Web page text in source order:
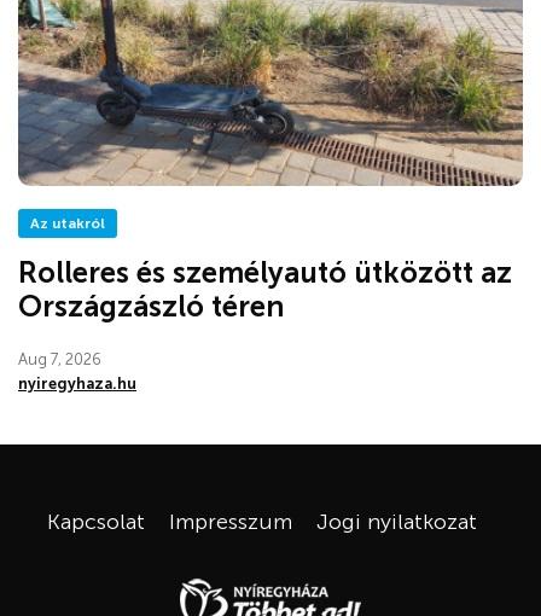
Az utakról
Rolleres és személyautó ütközött az
Országzászló téren
Aug 7, 2026
nyiregyhaza.hu
Kapcsolat Impresszum Jogi nyilatkozat